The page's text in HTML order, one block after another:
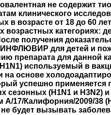
не содержит
клинического
возрасте от 18 до 60
категориях:
получения
для детей и
препарата для данной
используемый в
на основе
успешно применяется
(Н1N1 и Н3N2)
17/Калифорния/2009/38
будет вызывать